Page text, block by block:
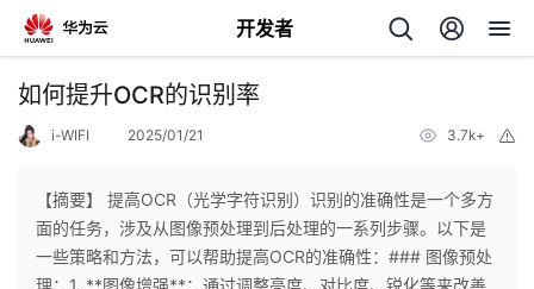
开发者
返
个
如何提升OCR的识别率
i-WIFI 2025/01/21 3.7k+
【摘要】 提高OCR（光学字符识别）识别的准确性是一个多方
面的任务，涉及从图像预处理到后处理的一系列步骤。以下是
一些策略和方法，可以帮助提高OCR的准确性：### 图像预处
理：1. **图像增强**：通过调整亮度、对比度、锐化等来改善